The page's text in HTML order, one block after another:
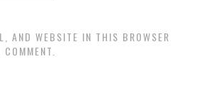
AND WEBSITE IN THIS BROWSER